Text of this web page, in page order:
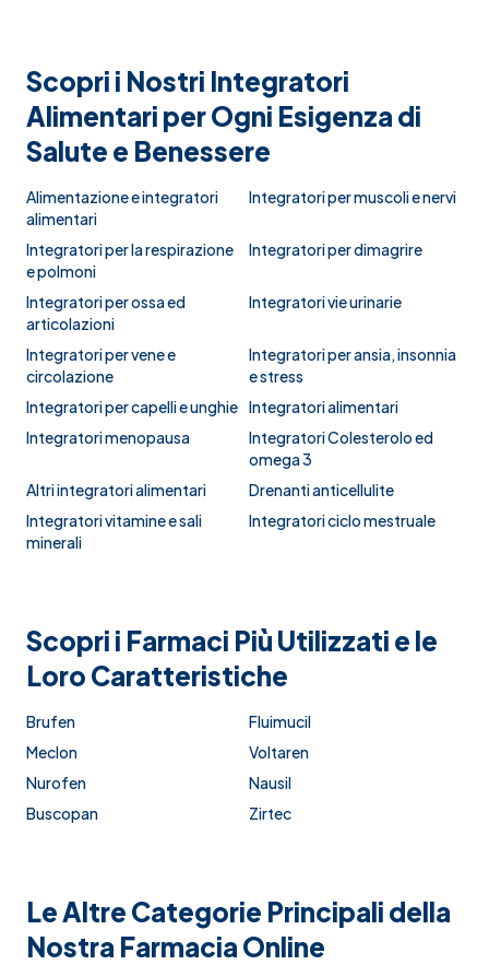
Scopri i Nostri Integratori
Alimentari per Ogni Esigenza di
Salute e Benessere
Alimentazione e integratori
alimentari
Integratori per muscoli e nervi
Integratori per la respirazione
e polmoni
Integratori per dimagrire
Integratori per ossa ed
articolazioni
Integratori vie urinarie
Integratori per vene e
circolazione
Integratori per ansia, insonnia
e stress
Integratori per capelli e unghie Integratori alimentari
Integratori menopausa
Integratori Colesterolo ed
omega 3
Altri integratori alimentari
Drenanti anticellulite
Integratori vitamine e sali
minerali
Integratori ciclo mestruale
Scopri i Farmaci Più Utilizzati e le
Loro Caratteristiche
Brufen
Fluimucil
Meclon
Voltaren
Nurofen
Nausil
Buscopan
Zirtec
Le Altre Categorie Principali della
Nostra Farmacia Online